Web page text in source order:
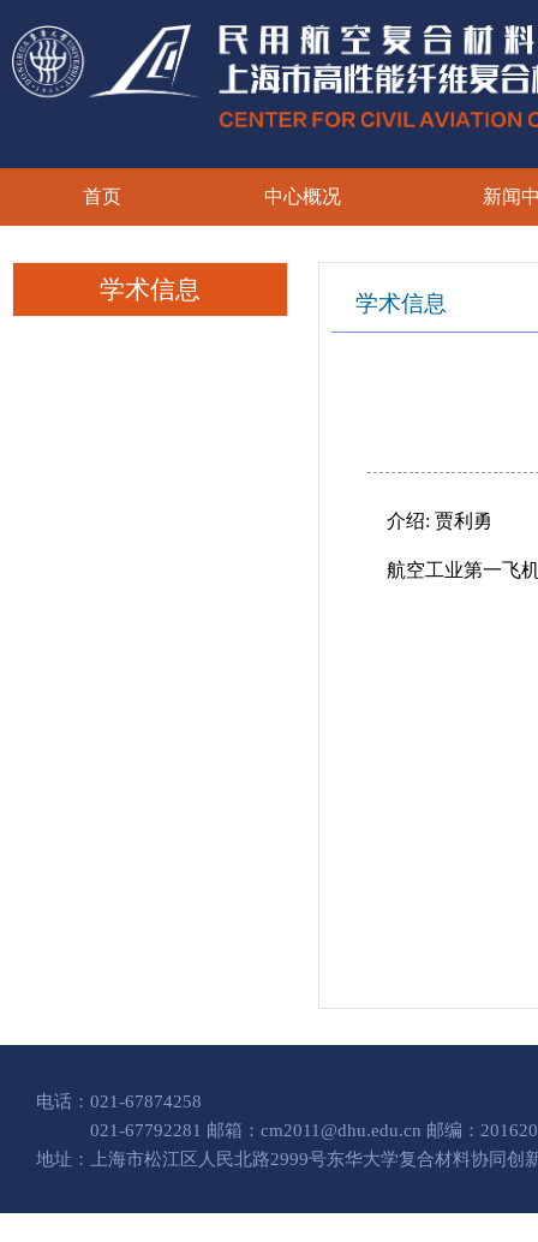
首页 中心概况 新闻
学术信息 学术信息
介绍: 贾利勇
航空工业第一飞
电话：021-67874258
021-67792281 邮箱：cm2011@dhu.edu.cn 邮编：201620
地址：上海市松江区人民北路2999号东华大学复合材料协同创